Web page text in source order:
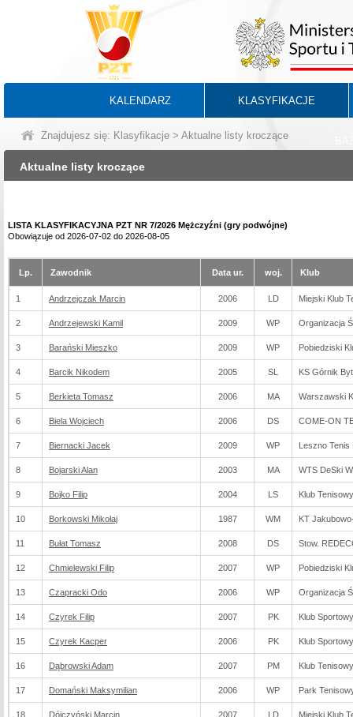
KALENDARZ KLASYFIKACJE
Znajdujesz się: Klasyfikacje > Aktualne listy kroczące
Aktualne listy kroczące
LISTA KLASYFIKACYJNA PZT NR 7/2026 Mężczyźni (gry podwójne)
Obowiązuje od 2026-07-02 do 2026-08-05
Lp. Zawodnik Data ur. woj. Klub
1 Andrzejczak Marcin 2006 LD Miejski Klub
2 Andrzejewski Kamil 2009 WP Organizacja
3 Barański Mieszko 2009 WP Pobiedziski
4 Barcik Nikodem 2005 SL KS Górnik
5 Berkieta Tomasz 2006 MA Warszawski
6 Biela Wojciech 2006 DS COME-ON
7 Biernacki Jacek 2009 WP Leszno Tenis
8 Bojarski Alan 2003 MA WTS DeSki
9 Bojko Filip 2004 LS Klub
10 Borkowski Mikołaj 1987 WM KT
11 Bułat Tomasz 2008 DS Stow.
12 Chmielewski Filip 2007 WP Pobiedziski
13 Czapracki Odo 2006 WP Organizacja
14 Czyrek Filip 2007 PK Klub
15 Czyrek Kacper 2006 PK Klub
16 Dąbrowski Adam 2007 PM Klub
17 Domański Maksymilian 2006 WP Park
18 Dójczyński Marcin 2007 LD Miejski Klub